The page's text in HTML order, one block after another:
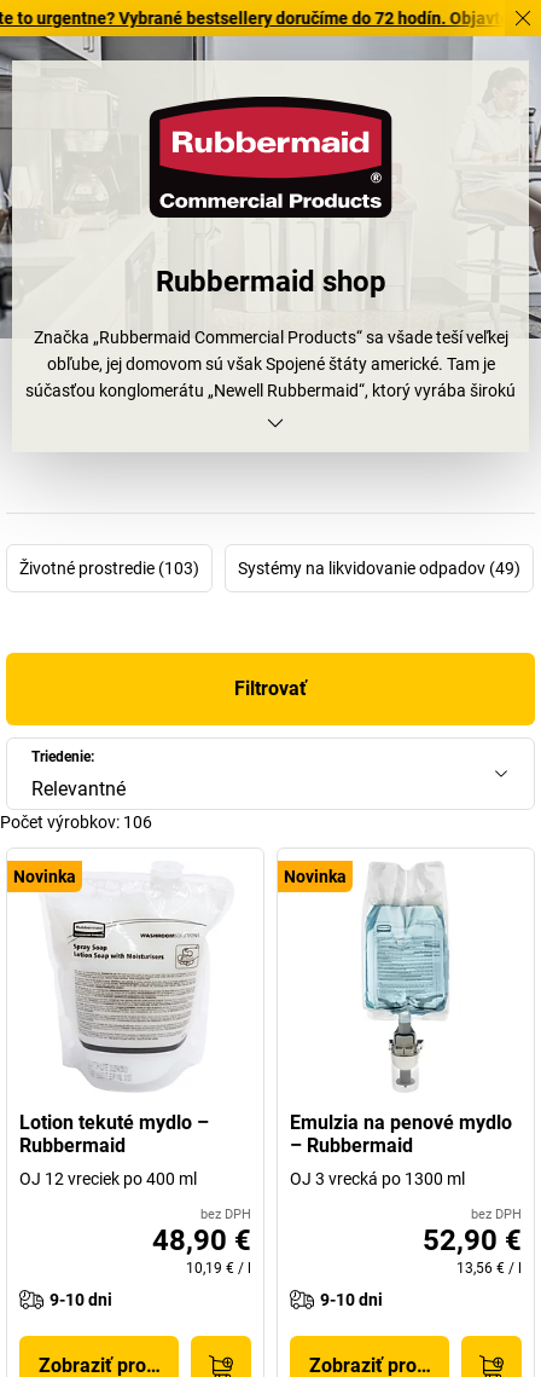
Vybrané bestsellery doručíme do 72 hodín. Objavte našu
Rubbermaid shop
Značka „Rubbermaid Commercial Products“ sa všade teší veľkej
obľube, jej domovom sú však Spojené štáty americké. Tam je
súčasťou konglomerátu „Newell Rubbermaid“, ktorý vyrába širokú
škálu potrieb pre domácnosť a spotrebný tovar, a združuje aj
na skladovanie a prepravu alebo odolné nádoby na odpadky
akéhokoľvek druhu, každý produkt Rubbermaid bol špeciálne
rokov.
Rubbermaid: Čím dlhšia životnosť produktov, tým menej plytvania.
Životné prostredie (103) Systémy na likvidovanie odpadov (49)
Filtrovať
Triedenie:
Relevantné
Počet výrobkov: 106
Novinka
Lotion tekuté mydlo –
Rubbermaid
OJ 12 vreciek po 400 ml
bez DPH
48,90 €
10,19 € /
9-10 dni
Zobraziť produkt
Novinka
Emulzia na penové mydlo
– Rubbermaid
OJ 3 vrecká po 1300 ml
bez DPH
52,90 €
13,56 € /
9-10 dni
Zobraziť produkt